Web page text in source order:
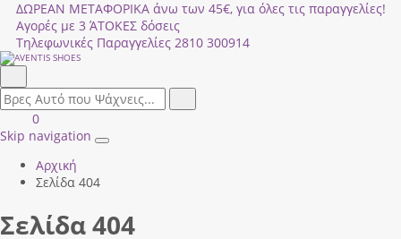
ΔΩΡΕΑΝ ΜΕΤΑΦΟΡΙΚΑ άνω των 45€, για όλες τις παραγγελίες!
Αγορές με 3 ΆΤΟΚΕΣ δόσεις
Τηλεφωνικές Παραγγελίες 2810 300914
field.search
Είσοδος
|
ΚΑΛΑΘΙ
ΑΓΟΡΩΝ
0
Skip navigation
Toggle
Αρχική
Σελίδα 404
Σελίδα 404